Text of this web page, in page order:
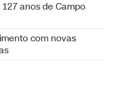
anos de Campo
com novas